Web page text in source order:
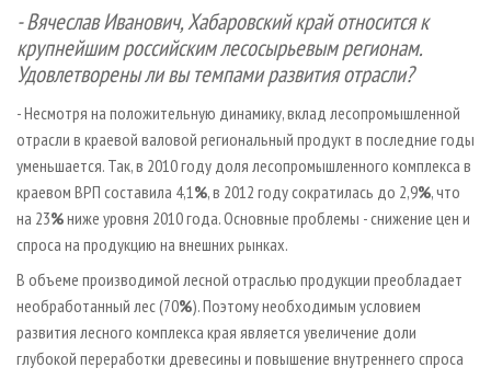
- Вячеслав Иванович, Хабаровский край относится к
крупнейшим российским лесосырьевым регионам.
Удовлетворены ли вы темпами развития отрасли?
- Несмотря на положительную динамику, вклад лесопромышленной
отрасли в краевой валовой региональный продукт в последние годы
уменьшается. Так, в 2010 году доля лесопромышленного комплекса в
краевом ВРП составила 4,1 %, в 2012 году сократилась до 2,9%, что
на 23%ниже уровня 2010 года. Основные проблемы - снижение цен и
спроса на продукцию на внешних рынках.
В объеме производимой лесной отраслью продукции преобладает
необработанный лес (70%). Поэтому необходимым условием
развития лесного комплекса края является увеличение доли
глубокой переработки древесины и повышение внутреннего спроса